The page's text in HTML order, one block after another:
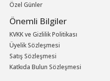
Özel Günler
Önemli Bilgiler
KVKK ve Gizlilik Politikası
Üyelik Sözleşmesi
Satış Sözleşmesi
Katkıda Bulun Sözleşmesi